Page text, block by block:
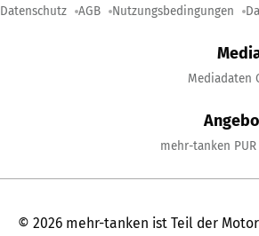
Datenschutz AGB Nutzungsbedingungen
Mediadaten
mehr-tanken
© 2026 mehr-tanken ist Teil der